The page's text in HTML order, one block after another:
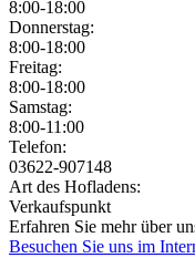
8:00-18:00
Donnerstag:
8:00-18:00
Freitag:
8:00-18:00
Samstag:
8:00-11:00
Jetzt geöffnet!
Jetzt geschlossen!
Telefon:
03622-907148
Art des Hofladens:
Verkaufspunkt
Erfahren Sie mehr über
Besuchen Sie uns im